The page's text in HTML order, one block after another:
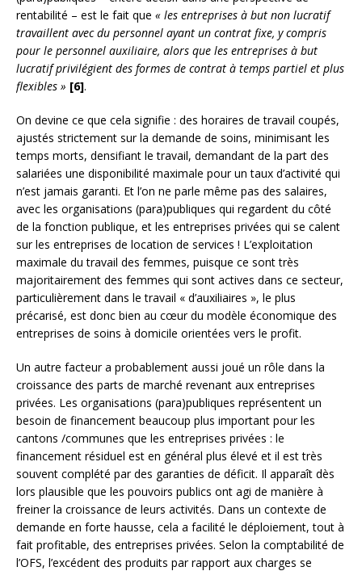
rentabilité – est le fait que « les entreprises à but non lucratif
travaillent avec du personnel ayant un contrat fixe, y compris
pour le personnel auxiliaire, alors que les entreprises à but
lucratif privilégient des formes de contrat à temps partiel et plus
flexibles » [6].
On devine ce que cela signifie : des horaires de travail coupés,
ajustés strictement sur la demande de soins, minimisant les
temps morts, densifiant le travail, demandant de la part des
salariées une disponibilité maximale pour un taux d’activité qui
n’est jamais garanti. Et l’on ne parle même pas des salaires,
avec les organisations (para)publiques qui regardent du côté
de la fonction publique, et les entreprises privées qui se calent
sur les entreprises de location de services ! L’exploitation
maximale du travail des femmes, puisque ce sont très
majoritairement des femmes qui sont actives dans ce secteur,
particulièrement dans le travail « d’auxiliaires », le plus
précarisé, est donc bien au cœur du modèle économique des
entreprises de soins à domicile orientées vers le profit.
Un autre facteur a probablement aussi joué un rôle dans la
croissance des parts de marché revenant aux entreprises
privées. Les organisations (para)publiques représentent un
besoin de financement beaucoup plus important pour les
cantons /communes que les entreprises privées : le
financement résiduel est en général plus élevé et il est très
souvent complété par des garanties de déficit. Il apparaît dès
lors plausible que les pouvoirs publics ont agi de manière à
freiner la croissance de leurs activités. Dans un contexte de
demande en forte hausse, cela a facilité le déploiement, tout à
fait profitable, des entreprises privées. Selon la comptabilité de
l’OFS, l’excédent des produits par rapport aux charges se